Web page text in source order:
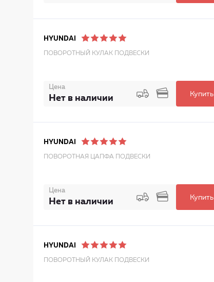
HYUNDAI
ПОВОРОТНЫЙ КУЛАК ПОДВЕСКИ
Цена
Нет в наличии Купить
HYUNDAI
ПОВОРОТНАЯ ЦАПФА ПОДВЕСКИ
Цена
Нет в наличии Купить
HYUNDAI
ПОВОРОТНЫЙ КУЛАК ПОДВЕСКИ